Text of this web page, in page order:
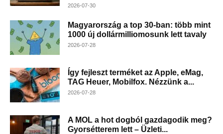
2026-07-30
Magyarország a top 30-ban: több mint
1000 új dollármilliomosunk lett tavaly
2026-07-28
Így fejleszt terméket az Apple, eMag,
TAG Heuer, Mobilfox. Nézzünk a...
2026-07-28
A MOL a hot dogból gazdagodik meg?
Gyorsétterem lett – Üzleti...